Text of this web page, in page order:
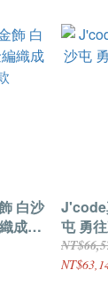
白沙
成對
J'code
屯 勇
對手鍊